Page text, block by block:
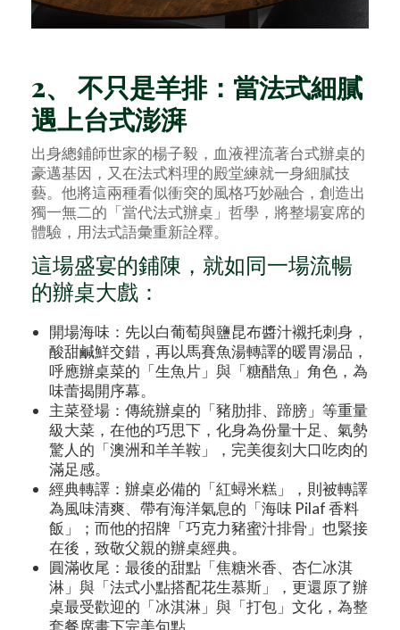
2、 不只是羊排：當法式細膩
遇上台式澎湃
出身總鋪師世家的楊子毅，血液裡流著台式辦桌的
豪邁基因，又在法式料理的殿堂練就一身細膩技
藝。他將這兩種看似衝突的風格巧妙融合，創造出
獨一無二的「當代法式辦桌」哲學，將整場宴席的
體驗，用法式語彙重新詮釋。
這場盛宴的鋪陳，就如同一場流暢
的辦桌大戲：
開場海味：先以白葡萄與鹽昆布醬汁襯托刺身，
酸甜鹹鮮交錯，再以馬賽魚湯轉譯的暖胃湯品，
呼應辦桌菜的「生魚片」與「糖醋魚」角色，為
味蕾揭開序幕。
主菜登場：傳統辦桌的「豬肋排、蹄膀」等重量
級大菜，在他的巧思下，化身為份量十足、氣勢
驚人的「澳洲和羊羊鞍」，完美復刻大口吃肉的
滿足感。
經典轉譯：辦桌必備的「紅蟳米糕」，則被轉譯
為風味清爽、帶有海洋氣息的「海味 Pilaf 香料
飯」；而他的招牌「巧克力豬蜜汁排骨」也緊接
在後，致敬父親的辦桌經典。
圓滿收尾：最後的甜點「焦糖米香、杏仁冰淇
淋」與「法式小點搭配花生慕斯」，更還原了辦
桌最受歡迎的「冰淇淋」與「打包」文化，為整
套餐席畫下完美句點。